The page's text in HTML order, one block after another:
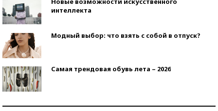
интеллекта
Модный выбор: что взять с собой в отпуск?
Самая трендовая обувь лета – 2026